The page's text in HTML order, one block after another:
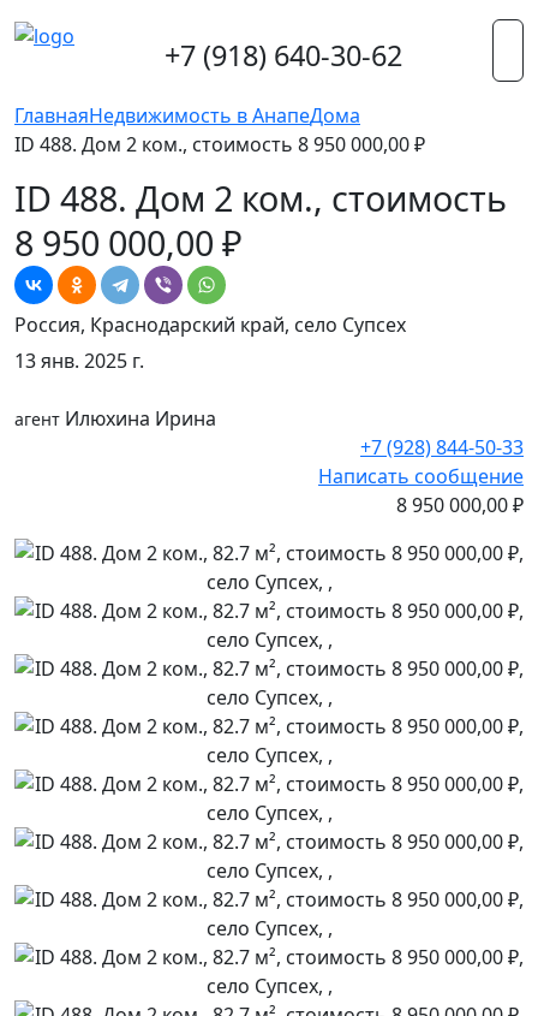
+7 (918) 640-30-62
ГлавнаяНедвижимость в АнапеДома
ID 488. Дом 2 ком., стоимость 8 950 000,00 ₽
ID 488. Дом 2 ком., стоимость
8 950 000,00 ₽
Россия, Краснодарский край, село Супсех
13 янв. 2025 г.
агент Илюхина Ирина
+7 (928) 844-50-33
Написать сообщение
8 950 000,00 ₽